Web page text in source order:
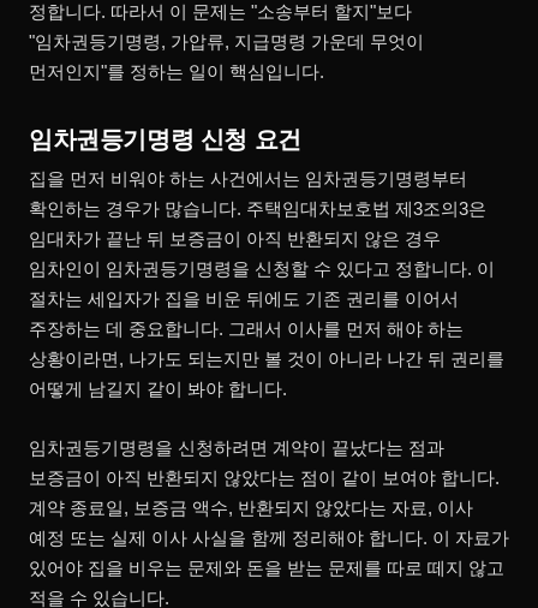
정합니다. 따라서 이 문제는 "소송부터 할지"보다
"임차권등기명령, 가압류, 지급명령 가운데 무엇이
먼저인지"를 정하는 일이 핵심입니다.
임차권등기명령 신청 요건
집을 먼저 비워야 하는 사건에서는 임차권등기명령부터
확인하는 경우가 많습니다. 주택임대차보호법 제3조의3은
임대차가 끝난 뒤 보증금이 아직 반환되지 않은 경우
임차인이 임차권등기명령을 신청할 수 있다고 정합니다. 이
절차는 세입자가 집을 비운 뒤에도 기존 권리를 이어서
주장하는 데 중요합니다. 그래서 이사를 먼저 해야 하는
상황이라면, 나가도 되는지만 볼 것이 아니라 나간 뒤 권리를
어떻게 남길지 같이 봐야 합니다.
임차권등기명령을 신청하려면 계약이 끝났다는 점과
보증금이 아직 반환되지 않았다는 점이 같이 보여야 합니다.
계약 종료일, 보증금 액수, 반환되지 않았다는 자료, 이사
예정 또는 실제 이사 사실을 함께 정리해야 합니다. 이 자료가
있어야 집을 비우는 문제와 돈을 받는 문제를 따로 떼지 않고
적을 수 있습니다.